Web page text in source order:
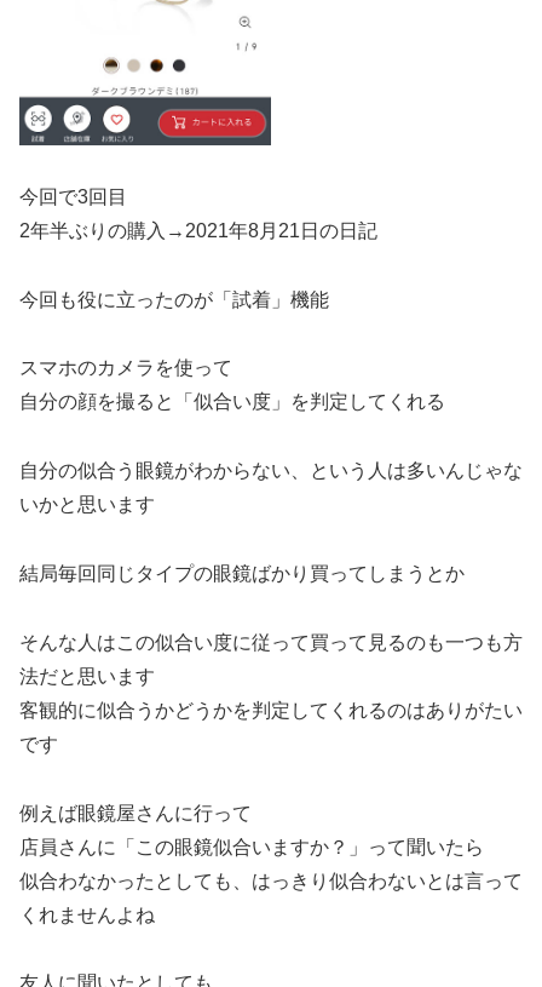
今回で3回目
2年半ぶりの購入→2021年8月21日の日記
今回も役に立ったのが「試着」機能
スマホのカメラを使って
自分の顔を撮ると「似合い度」を判定してくれる
自分の似合う眼鏡がわからない、という人は多いんじゃな
いかと思います
結局毎回同じタイプの眼鏡ばかり買ってしまうとか
そんな人はこの似合い度に従って買って見るのも一つも方
法だと思います
客観的に似合うかどうかを判定してくれるのはありがたい
です
例えば眼鏡屋さんに行って
店員さんに「この眼鏡似合いますか？」って聞いたら
似合わなかったとしても、はっきり似合わないとは言って
くれませんよね